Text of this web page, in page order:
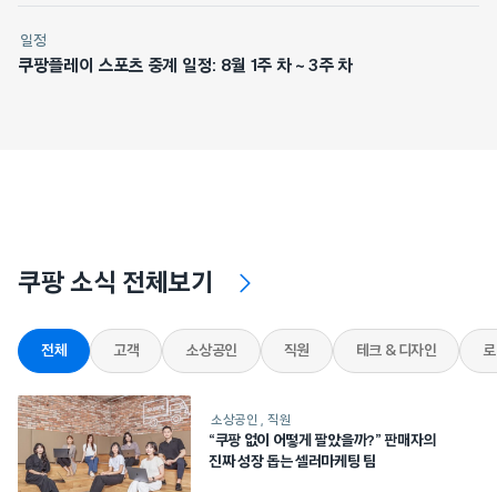
일정
쿠팡플레이 스포츠 중계 일정: 8월 1주 차 ~ 3주 차
쿠팡 소식 전체보기
전체 고객 소상공인 직원 테크 & 디자인
소상공인 직원
“쿠팡 없이 어떻게 팔았을까?” 판매자의
진짜 성장 돕는 셀러마케팅 팀